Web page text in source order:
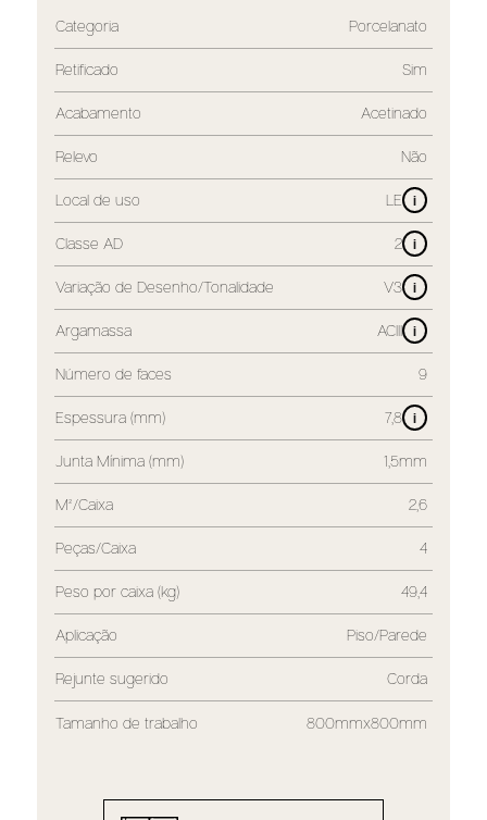
Categoria Porcelanato
Retificado Sim
Acabamento Acetinado
Relevo Não
Local de uso LE i
Classe AD 2 i
Variação de Desenho/Tonalidade V3 i
Argamassa ACIII i
Número de faces 9
Espessura (mm) 7,8 i
Junta Mínima (mm) 1,5mm
M²/Caixa 2,6
Peças/Caixa 4
Peso por caixa (kg) 49,4
Aplicação Piso/Parede
Rejunte sugerido Corda
Tamanho de trabalho 800mmx800mm